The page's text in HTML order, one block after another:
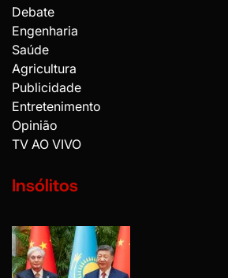
Debate
Engenharia
Saúde
Agricultura
Publicidade
Entretenimento
Opinião
TV AO VIVO
Insólitos